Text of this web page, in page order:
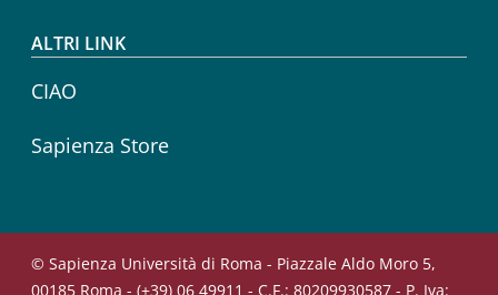
ALTRI LINK
CIAO
Sapienza Store
© Sapienza Università di Roma - Piazzale Aldo Moro 5,
00185 Roma - (+39) 06 49911 - C.F.: 80209930587 - P. Iva: